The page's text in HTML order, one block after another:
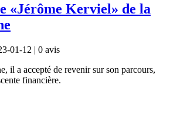
«Jérôme Kerviel» de la
01-12 | 0 avis
il a accepté de revenir sur son parcours,
financière.